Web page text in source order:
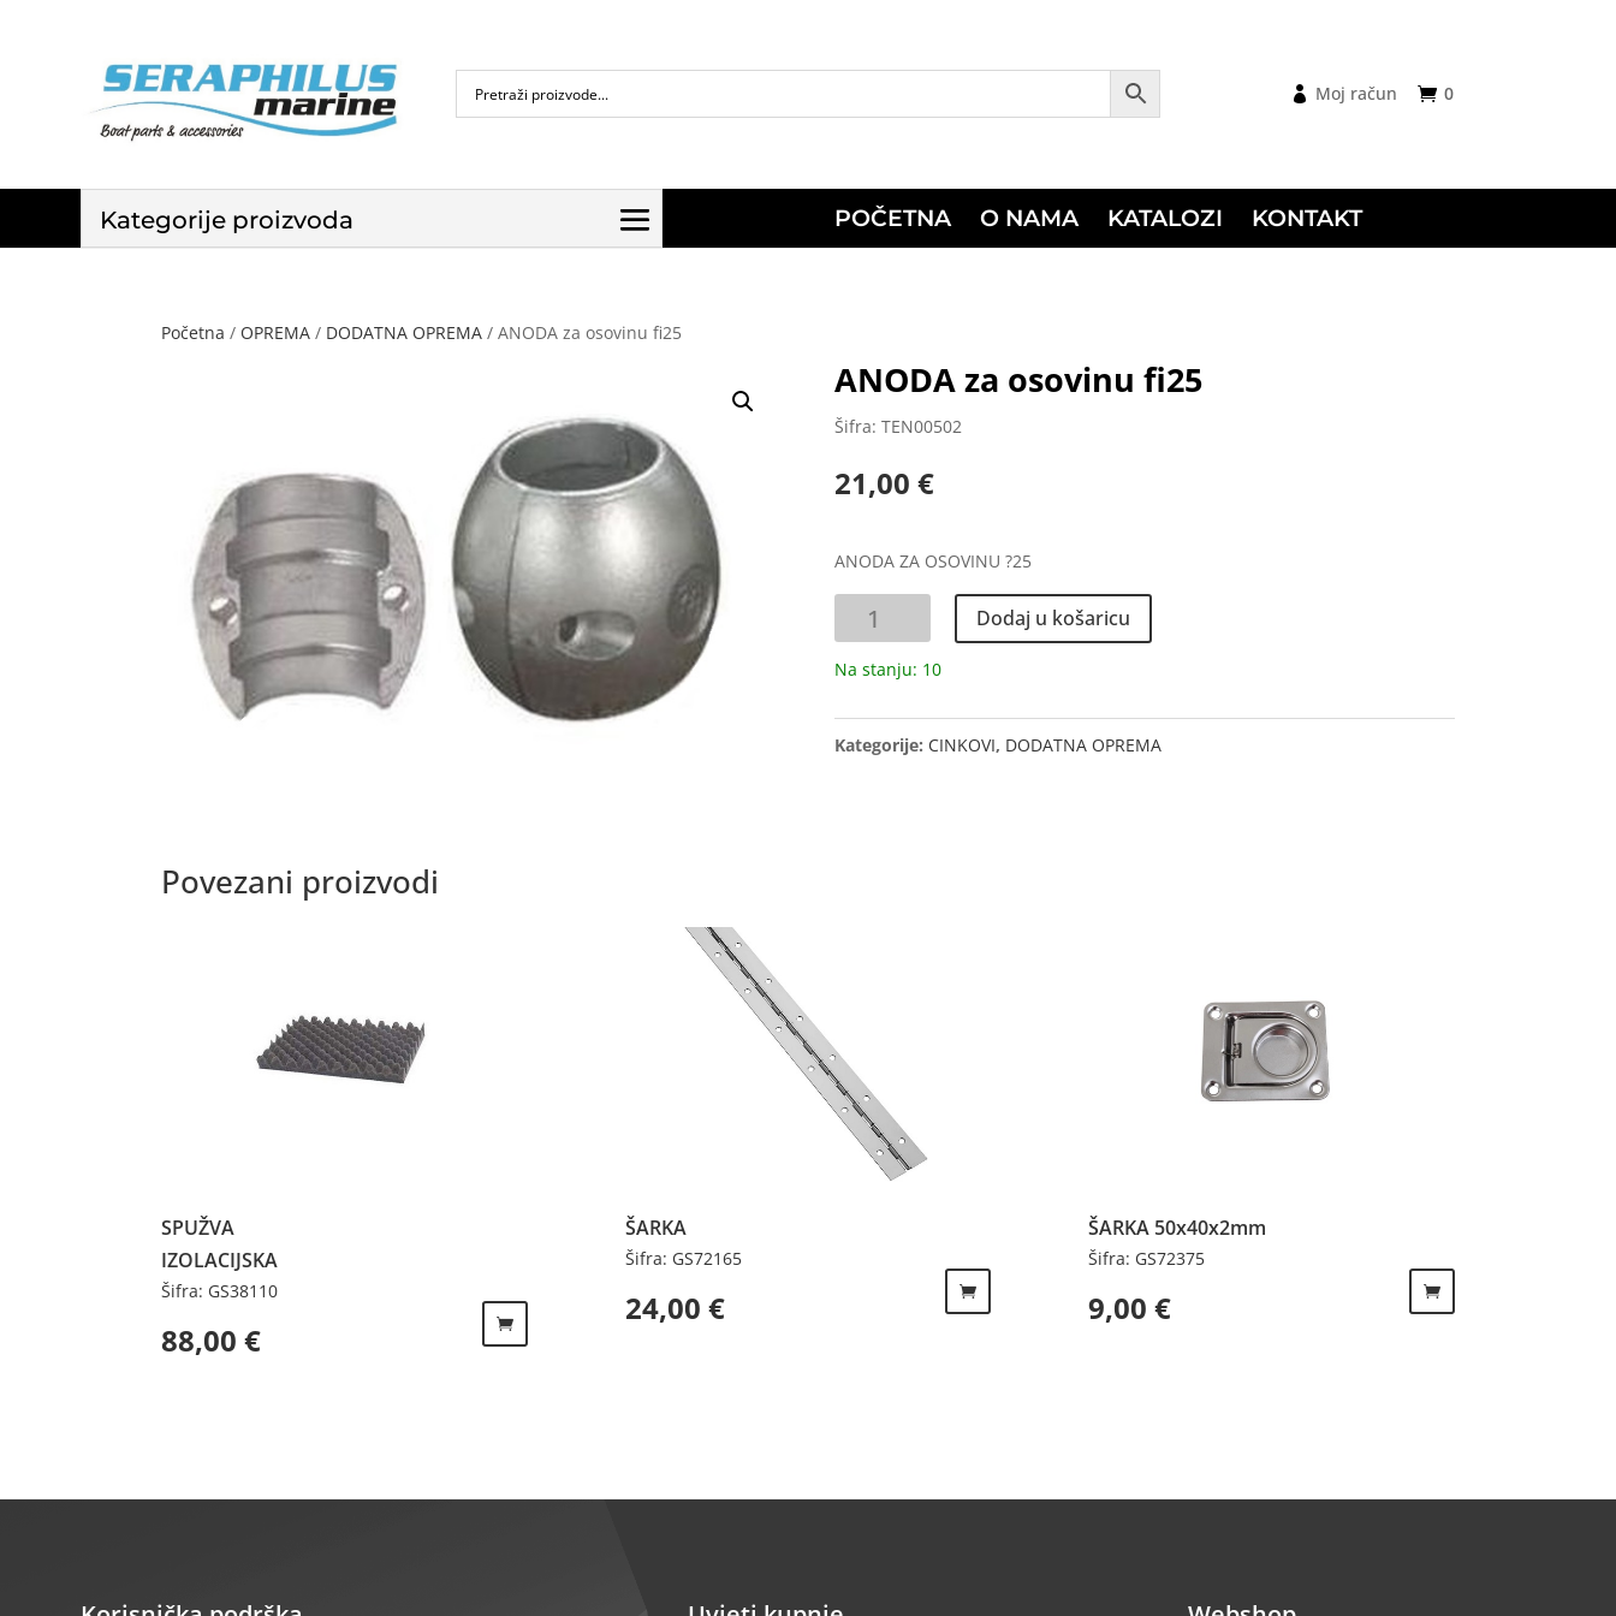
0
Moj račun
Kategorije proizvoda POČETNA O NAMA KATALOZI KONTAKT
Početna / OPREMA / DODATNA OPREMA / ANODA za osovinu fi25
ANODA za osovinu fi25
Šifra: TEN00502
21,00 €
ANODA ZA OSOVINU ?25
ANODA
osovinu
količina
Dodaj u košaricu
Na stanju: 10
Kategorije: CINKOVI, DODATNA OPREMA
Povezani proizvodi
SPUŽVA
IZOLACIJSKA
Šifra: GS38110
88,00€
ŠARKA
Šifra: GS72165
24,00 €
ŠARKA 50x40x2mm
Šifra: GS72375
9,00 €